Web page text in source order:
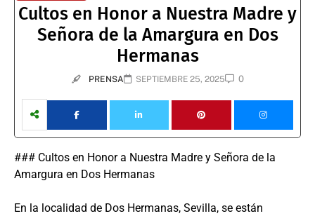
Cultos en Honor a Nuestra Madre y
Señora de la Amargura en Dos
Hermanas
PRENSA SEPTIEMBRE 25, 2025 0
### Cultos en Honor a Nuestra Madre y Señora de la
Amargura en Dos Hermanas
En la localidad de Dos Hermanas, Sevilla, se están